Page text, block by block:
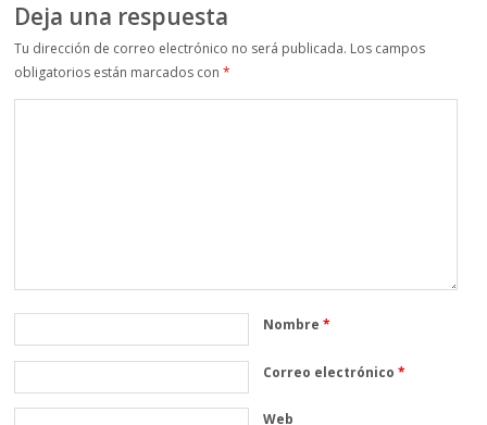
Deja una respuesta
Tu dirección de correo electrónico no será publicada. Los campos
obligatorios están marcados con*
Nombre*
Correo electrónico*
Web